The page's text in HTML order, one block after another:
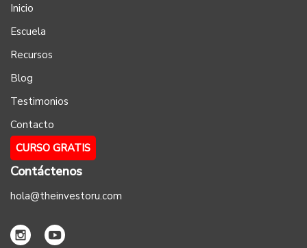
Inicio
Escuela
Recursos
Blog
Testimonios
Contacto
CURSO GRATIS
Contáctenos
hola@theinvestoru.com